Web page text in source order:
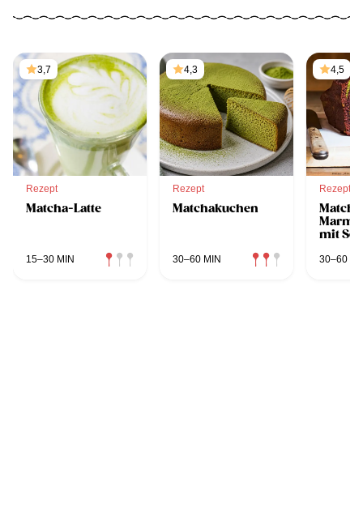
3,7
Rezept
Matcha-Latte
15–30 MIN
4,3
Rezept
Matchakuchen
30–60 MIN
4,5
Rezept
mit
30–60